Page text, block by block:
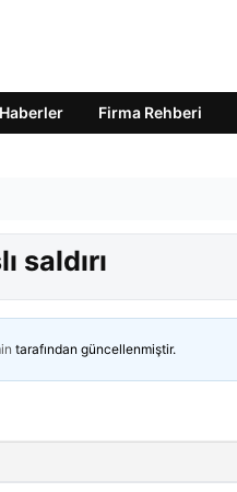
Firma Rehberi
saldırı
tarafından güncellenmiştir.